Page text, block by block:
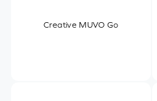
Creative MUVO Go